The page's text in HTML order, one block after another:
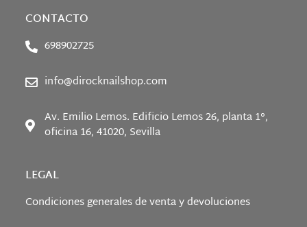
CONTACTO
698902725
info@dirocknailshop.com
Av. Emilio Lemos. Edificio Lemos 26, planta 1°,
oficina 16, 41020, Sevilla
LEGAL
Condiciones generales de venta y devoluciones